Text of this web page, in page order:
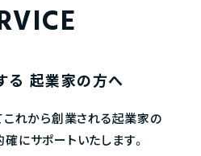
る 起業家の方へ
これから創業される起業家の
にサポートいたします。